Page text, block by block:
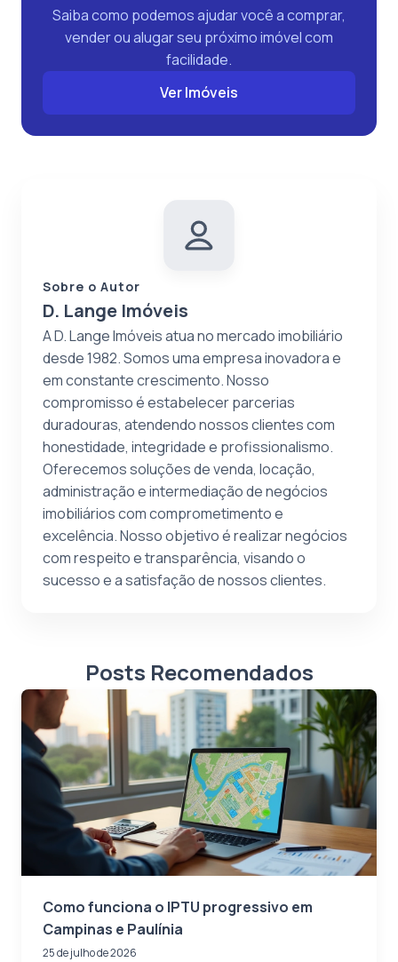
Saiba como podemos ajudar você a comprar,
vender ou alugar seu próximo imóvel com
facilidade.
Ver Imóveis
Sobre o Autor
D. Lange Imóveis
A D. Lange Imóveis atua no mercado imobiliário
desde 1982. Somos uma empresa inovadora e
em constante crescimento. Nosso
compromisso é estabelecer parcerias
duradouras, atendendo nossos clientes com
honestidade, integridade e profissionalismo.
Oferecemos soluções de venda, locação,
administração e intermediação de negócios
imobiliários com comprometimento e
excelência. Nosso objetivo é realizar negócios
com respeito e transparência, visando o
sucesso e a satisfação de nossos clientes.
Posts Recomendados
Como funciona o IPTU progressivo em
Campinas e Paulínia
25 de julho de 2026